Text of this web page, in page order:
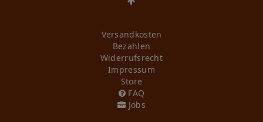
Versandkosten
Bezahlen
Widerrufs­recht
Impressum
Store
FAQ
Jobs